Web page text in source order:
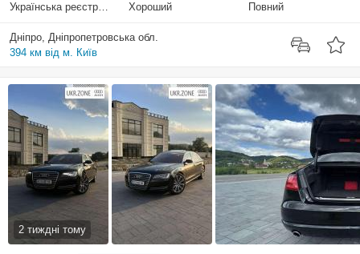
Українська реєстрація
Хороший Повний
Дніпро, Дніпропетровська обл.
394 км від м. Київ
2 тиждні тому